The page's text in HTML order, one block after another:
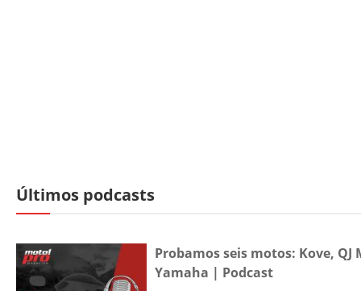
Últimos podcasts
Probamos seis motos: Kove, QJ
Yamaha | Podcast